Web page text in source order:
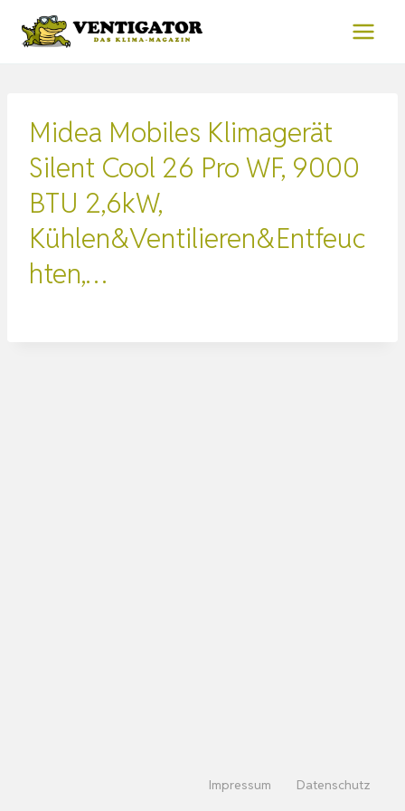
Inhalt
Midea Mobiles Klimagerät
Silent Cool 26 Pro WF, 9000
BTU 2,6kW,
Kühlen&Ventilieren&Entfeuc
hten,…
Impressum Datenschutz